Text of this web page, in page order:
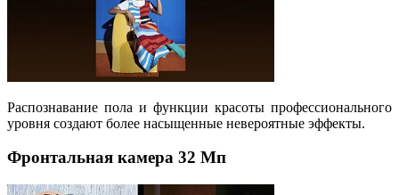
Распознавание пола и функции красоты профессионального
уровня создают более насыщенные невероятные эффекты.
Фронтальная камера 32 Мп